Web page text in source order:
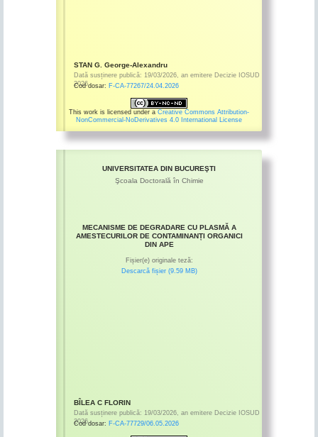
STAN G. George-Alexandru
Dată susținere publică: 19/03/2026 an emitere Decizie IOSUD
2026
Cod dosar: F-CA-77267/24.04.2026
This work is licensed under a Creative Commons Attribution-
NonCommercial-NoDerivatives 4.0 International License
UNIVERSITATEA DIN BUCUREŞTI
Şcoala Doctorală în Chimie
MECANISME DE DEGRADARE CU PLASMĂ A
AMESTECURILOR DE CONTAMINANȚI ORGANICI
DIN APE
Fișier(e) originale teză:
Descarcă fișier (9.59 MB)
BÎLEA C FLORIN
Dată susținere publică: 19/03/2026, an emitere Decizie IOSUD
2026
Cod dosar: F-CA-77729/06.05.2026